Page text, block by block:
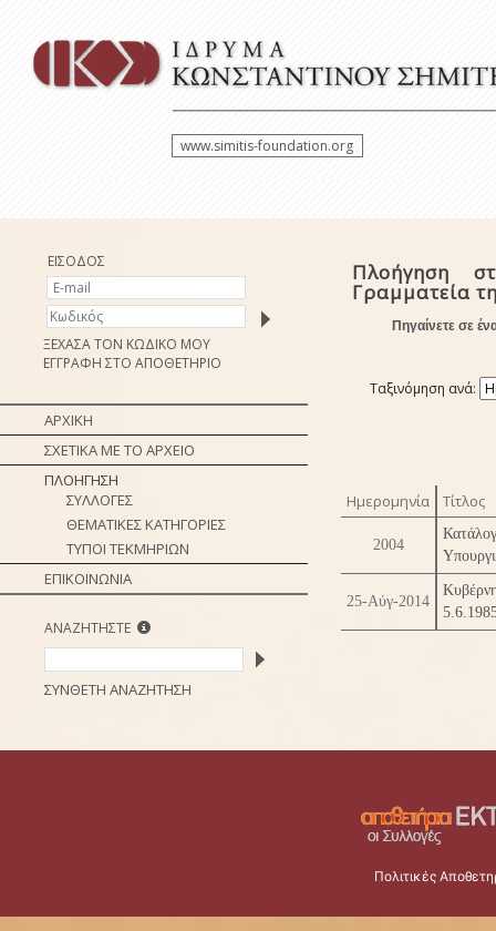
www.simitis-foundation.org
ΕΙΣΟΔΟΣ
ΞΕΧΑΣΑ ΤΟΝ ΚΩΔΙΚΟ ΜΟΥ
ΕΓΓΡΑΦΗ ΣΤΟ ΑΠΟΘΕΤΗΡΙΟ
ΑΡΧΙΚΗ
ΣΧΕΤΙΚΑ ΜΕ ΤΟ ΑΡΧΕΙΟ
ΠΛΟΗΓΗΣΗ
ΣΥΛΛΟΓΕΣ
ΘΕΜΑΤΙΚΕΣ ΚΑΤΗΓΟΡΙΕΣ
ΤΥΠΟΙ ΤΕΚΜΗΡΙΩΝ
ΕΠΙΚΟΙΝΩΝΙΑ
ΑΝΑΖΗΤΗΣΤΕ
ΣΥΝΘΕΤΗ ΑΝΑΖΗΤΗΣΗ
Πλοήγηση
Γραμματεία
Πηγαίνετε σε
Ταξινόμηση ανά:
Ημερομηνία Τίτλος
2004
25-Αύγ-2014